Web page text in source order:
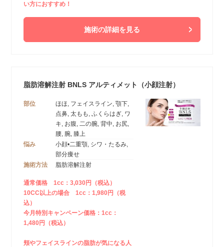
い方におすすめ！
施術の詳細を見る
脂肪溶解注射 BNLS アルティメット（小顔注射）
部位
ほほ, フェイスライン, 顎下,
点鼻, 太もも, ふくらはぎ, ワ
キ, お腹, 二の腕, 背中, お尻,
腰, 腕, 膝上
悩み
小顔•二重顎, シワ・たるみ,
部分痩せ
施術方法
脂肪溶解注射
通常価格 1cc：3,030円（税込）
10CC以上の場合 1cc：1,980円（税
込）
今月特別キャンペーン価格：1cc：
1,480円（税込）
頬やフェイスラインの脂肪が気になる人